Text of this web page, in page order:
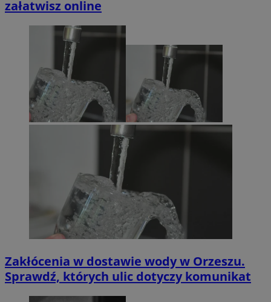
załatwisz online
Zakłócenia w dostawie wody w Orzeszu.
Sprawdź, których ulic dotyczy komunikat